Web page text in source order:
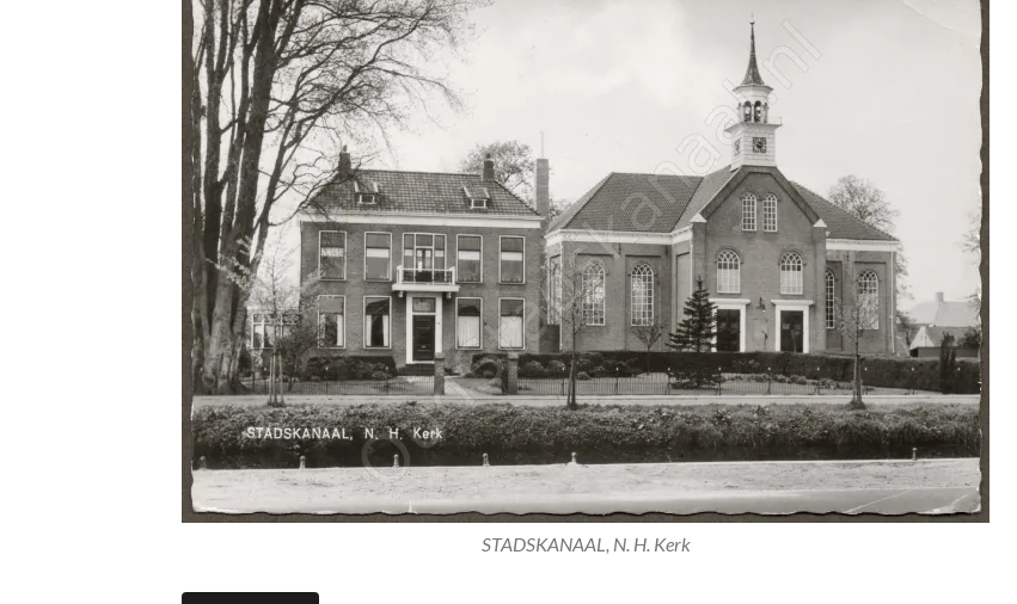
STADSKANAAL, N. H. Kerk